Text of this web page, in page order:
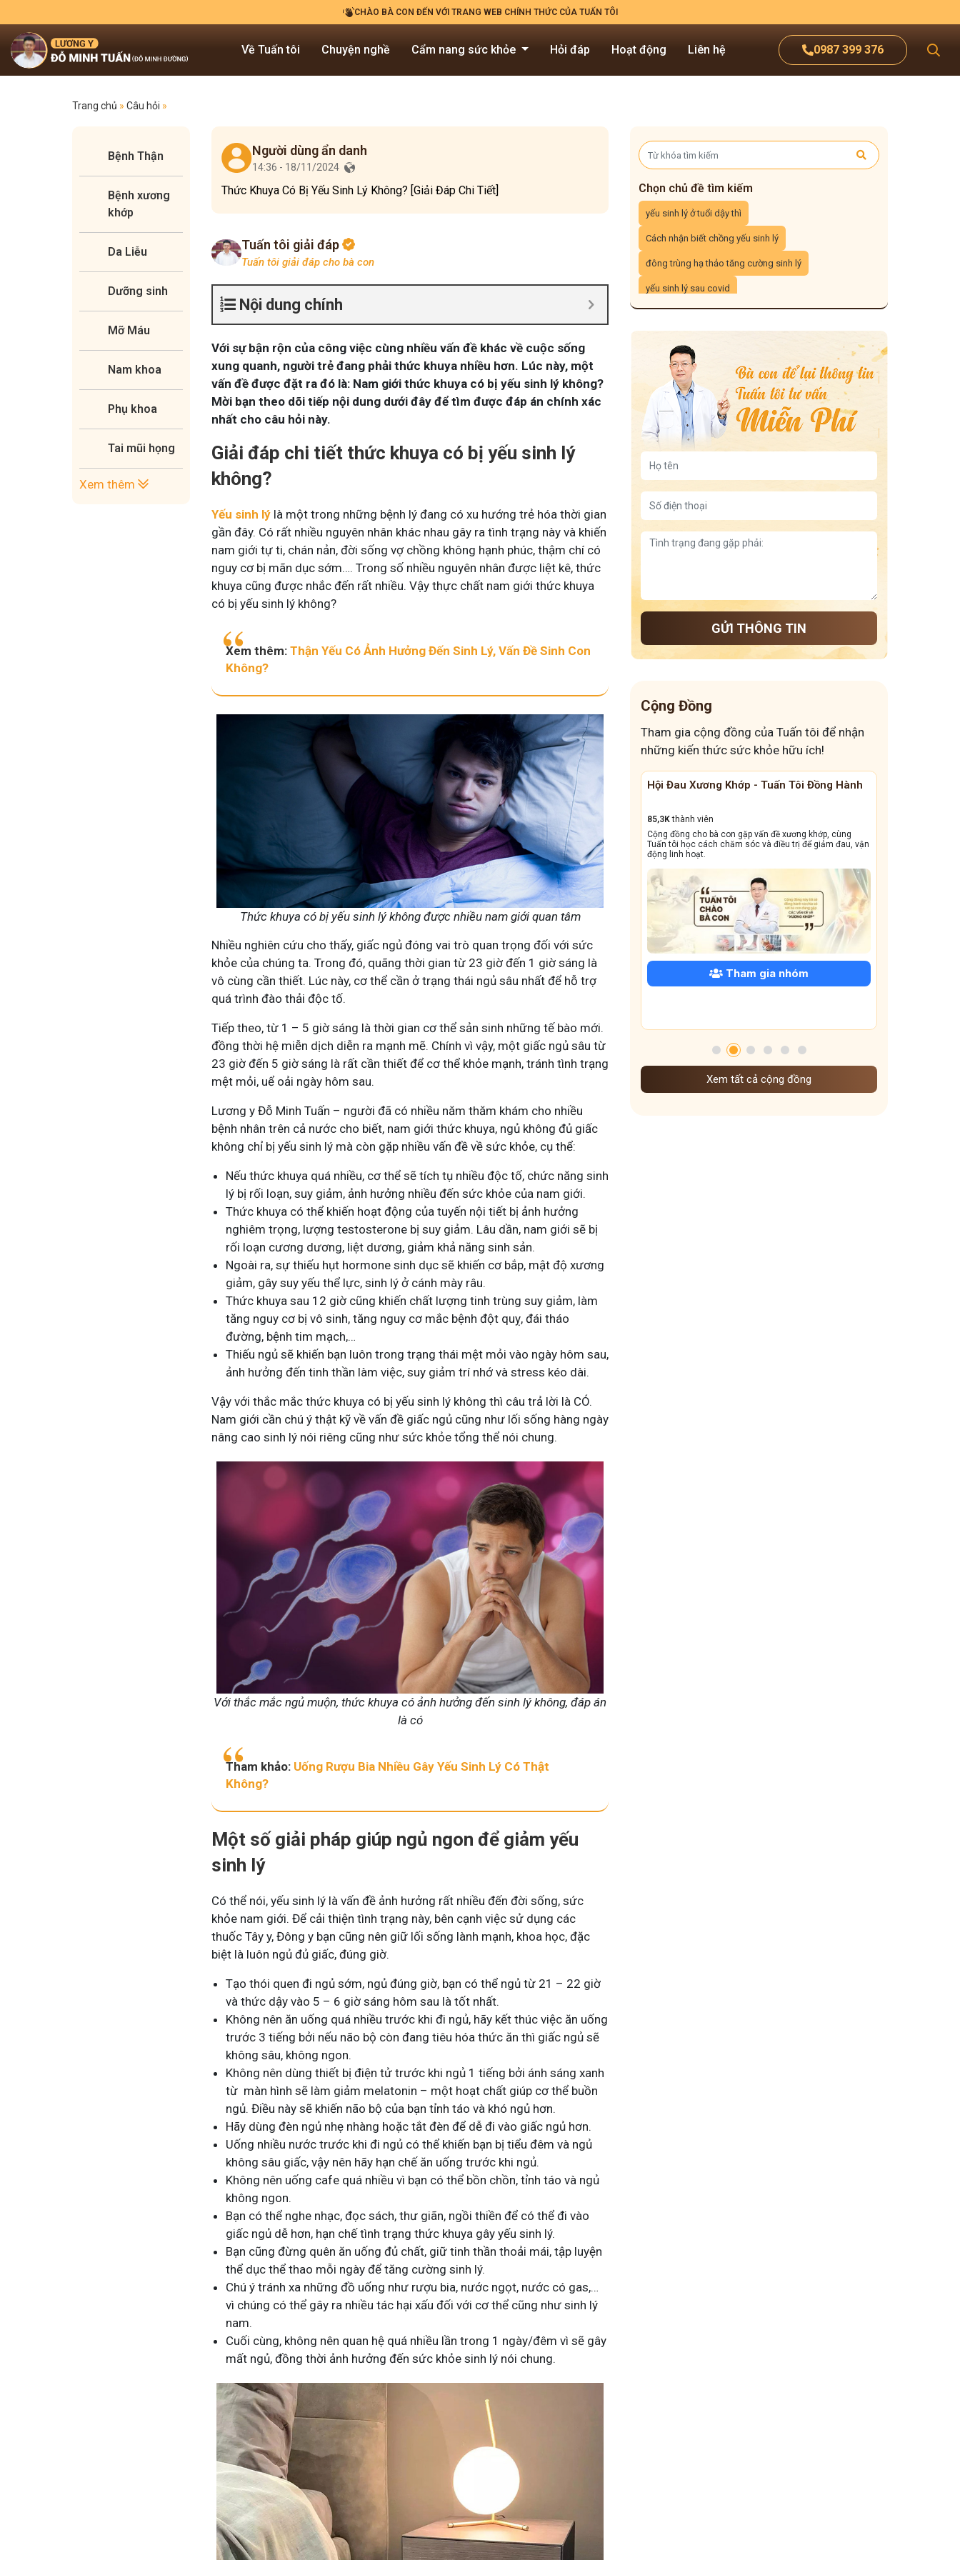
CHÀO BÀ CON ĐẾN VỚI TRANG WEB CHÍNH THỨC CỦA TUẤN TÔI
0987 399 376
Về Tuấn tôi Chuyện nghề Cẩm nang sức khỏe Hỏi đáp Hoạt động Liên hệ
Trang chủ » Câu hỏi »
Bệnh Thận
Bệnh xương
khớp
Da Liễu
Dưỡng sinh
Mỡ Máu
Nam khoa
Phụ khoa
Tai mũi họng
Xem thêm
Người dùng ẩn danh
14:36 - 18/11/2024
Thức Khuya Có Bị Yếu Sinh Lý Không? [Giải Đáp Chi Tiết]
Tuấn tôi giải đáp
Tuấn tôi giải đáp cho bà con
Nội dung chính
Với sự bận rộn của công việc cùng nhiều vấn đề khác về cuộc sống
xung quanh, người trẻ đang phải thức khuya nhiều hơn. Lúc này, một
vấn đề được đặt ra đó là: Nam giới thức khuya có bị yếu sinh lý không?
Mời bạn theo dõi tiếp nội dung dưới đây để tìm được đáp án chính xác
nhất cho câu hỏi này.
Giải đáp chi tiết thức khuya có bị yếu sinh lý
không?
Yếu sinh lý là một trong những bệnh lý đang có xu hướng trẻ hóa thời gian
gần đây. Có rất nhiều nguyên nhân khác nhau gây ra tình trạng này và khiến
nam giới tự ti, chán nản, đời sống vợ chồng không hạnh phúc, thậm chí có
nguy cơ bị mãn dục sớm…. Trong số nhiều nguyên nhân được liệt kê, thức
khuya cũng được nhắc đến rất nhiều. Vậy thực chất nam giới thức khuya
có bị yếu sinh lý không?
Xem thêm:Thận Yếu Có Ảnh Hưởng Đến Sinh Lý, Vấn Đề Sinh Con
Không?
Thức khuya có bị yếu sinh lý không được nhiều nam giới quan tâm
Nhiều nghiên cứu cho thấy, giấc ngủ đóng vai trò quan trọng đối với sức
khỏe của chúng ta. Trong đó, quãng thời gian từ 23 giờ đến 1 giờ sáng là
vô cùng cần thiết. Lúc này, cơ thể cần ở trạng thái ngủ sâu nhất để hỗ trợ
quá trình đào thải độc tố.
Tiếp theo, từ 1 – 5 giờ sáng là thời gian cơ thể sản sinh những tế bào mới.
đồng thời hệ miễn dịch diễn ra mạnh mẽ. Chính vì vậy, một giấc ngủ sâu từ
23 giờ đến 5 giờ sáng là rất cần thiết để cơ thể khỏe mạnh, tránh tình trạng
mệt mỏi, uể oải ngày hôm sau.
Lương y Đỗ Minh Tuấn – người đã có nhiều năm thăm khám cho nhiều
bệnh nhân trên cả nước cho biết, nam giới thức khuya, ngủ không đủ giấc
không chỉ bị yếu sinh lý mà còn gặp nhiều vấn đề về sức khỏe, cụ thể:
Nếu thức khuya quá nhiều, cơ thể sẽ tích tụ nhiều độc tố, chức năng sinh
lý bị rối loạn, suy giảm, ảnh hưởng nhiều đến sức khỏe của nam giới.
Thức khuya có thể khiến hoạt động của tuyến nội tiết bị ảnh hưởng
nghiêm trọng, lượng testosterone bị suy giảm. Lâu dần, nam giới sẽ bị
rối loạn cương dương, liệt dương, giảm khả năng sinh sản.
Ngoài ra, sự thiếu hụt hormone sinh dục sẽ khiến cơ bắp, mật độ xương
giảm, gây suy yếu thể lực, sinh lý ở cánh mày râu.
Thức khuya sau 12 giờ cũng khiến chất lượng tinh trùng suy giảm, làm
tăng nguy cơ bị vô sinh, tăng nguy cơ mắc bệnh đột quỵ, đái tháo
đường, bệnh tim mạch,…
Thiếu ngủ sẽ khiến bạn luôn trong trạng thái mệt mỏi vào ngày hôm sau,
ảnh hưởng đến tinh thần làm việc, suy giảm trí nhớ và stress kéo dài.
Vậy với thắc mắc thức khuya có bị yếu sinh lý không thì câu trả lời là CÓ.
Nam giới cần chú ý thật kỹ về vấn đề giấc ngủ cũng như lối sống hàng ngày
nâng cao sinh lý nói riêng cũng như sức khỏe tổng thể nói chung.
Với thắc mắc ngủ muộn, thức khuya có ảnh hưởng đến sinh lý không, đáp án
là có
Tham khảo: Uống Rượu Bia Nhiều Gây Yếu Sinh Lý Có Thật
Không?
Một số giải pháp giúp ngủ ngon để giảm yếu
sinh lý
Có thể nói, yếu sinh lý là vấn đề ảnh hưởng rất nhiều đến đời sống, sức
khỏe nam giới. Để cải thiện tình trạng này, bên cạnh việc sử dụng các
thuốc Tây y, Đông y bạn cũng nên giữ lối sống lành mạnh, khoa học, đặc
biệt là luôn ngủ đủ giấc, đúng giờ.
Tạo thói quen đi ngủ sớm, ngủ đúng giờ, bạn có thể ngủ từ 21 – 22 giờ
và thức dậy vào 5 – 6 giờ sáng hôm sau là tốt nhất.
Không nên ăn uống quá nhiều trước khi đi ngủ, hãy kết thúc việc ăn uống
trước 3 tiếng bởi nếu não bộ còn đang tiêu hóa thức ăn thì giấc ngủ sẽ
không sâu, không ngon.
Không nên dùng thiết bị điện tử trước khi ngủ 1 tiếng bởi ánh sáng xanh
từ màn hình sẽ làm giảm melatonin – một hoạt chất giúp cơ thể buồn
ngủ. Điều này sẽ khiến não bộ của bạn tỉnh táo và khó ngủ hơn.
Hãy dùng đèn ngủ nhẹ nhàng hoặc tắt đèn để dễ đi vào giấc ngủ hơn.
Uống nhiều nước trước khi đi ngủ có thể khiến bạn bị tiểu đêm và ngủ
không sâu giấc, vậy nên hãy hạn chế ăn uống trước khi ngủ.
Không nên uống cafe quá nhiều vì bạn có thể bồn chồn, tỉnh táo và ngủ
không ngon.
Bạn có thể nghe nhạc, đọc sách, thư giãn, ngồi thiền để có thể đi vào
giấc ngủ dễ hơn, hạn chế tình trạng thức khuya gây yếu sinh lý.
Bạn cũng đừng quên ăn uống đủ chất, giữ tinh thần thoải mái, tập luyện
thể dục thể thao mỗi ngày để tăng cường sinh lý.
Chú ý tránh xa những đồ uống như rượu bia, nước ngọt, nước có gas,…
vì chúng có thể gây ra nhiều tác hại xấu đối với cơ thể cũng như sinh lý
nam.
Cuối cùng, không nên quan hệ quá nhiều lần trong 1 ngày/đêm vì sẽ gây
mất ngủ, đồng thời ảnh hưởng đến sức khỏe sinh lý nói chung.
Chọn chủ đề tìm kiếm
yếu sinh lý ở tuổi dậy thì
Cách nhận biết chồng yếu sinh lý
đông trùng hạ thảo tăng cường sinh lý
yếu sinh lý sau covid
GỬI THÔNG TIN
Cộng Đồng
Tham gia cộng đồng của Tuấn tôi để nhận
những kiến thức sức khỏe hữu ích!
Tuấn tôi - Y diệu thuốc nam
thành viên
Góc nhỏ tôi chia sẻ với bà con về chuyện thuốc Nam, về
tất tần tật kiến thức sức khỏe và cách chăm sóc bản
thân theo YHCT.
Hội Đau Xương Khớp - Tuấn Tôi Đồng Hành
85,3K
thành viên
Cộng đồng cho bà con gặp vấn đề xương khớp, cùng
Tuấn tôi học cách chăm sóc và điều trị để giảm đau, vận
động linh hoạt.
Cộng Đồng Chữa Bệnh Tai Mũi Họng
Cộng đồng này sẽ giúp bà con đẩy lùi tình
dẳng, viêm xoang tái phát triền miền, amidan
Xem tất cả cộng đồng